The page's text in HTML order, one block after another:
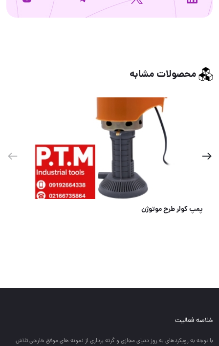
محصولات مشابه
پمپ کولر طرح موتوژن
خلاصه فعالیت
با توجه به رويكردهاي به روز دنياي مجازي و گرته برداري از نمونه هاي موفق خارجي تلاش